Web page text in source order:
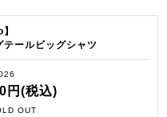
テールビッグシャツ
円(税込)
OUT